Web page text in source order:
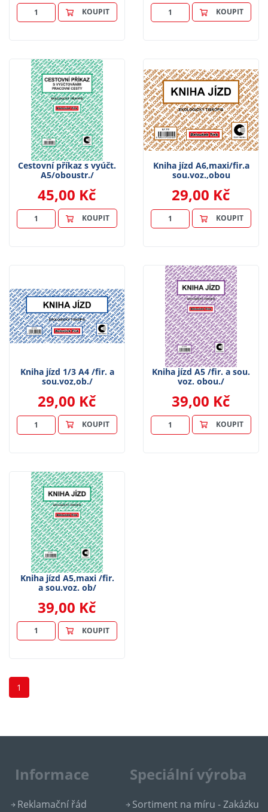
KOUPIT KOUPIT
Cestovní příkaz s vyúčt.
A5/oboustr./
45,00 Kč
KOUPIT
Kniha jízd A6,maxi/fir.a
sou.voz.,obou
29,00 Kč
KOUPIT
Kniha jízd 1/3 A4 /fir. a
sou.voz,ob./
29,00 Kč
KOUPIT
Kniha jízd A5 /fir. a sou.
voz. obou./
39,00 Kč
KOUPIT
Kniha jízd A5,maxi /fir.
a sou.voz. ob/
39,00 Kč
KOUPIT
1
Informace
Reklamační řád
Speciální výroba
Sortiment na míru - Zakázku